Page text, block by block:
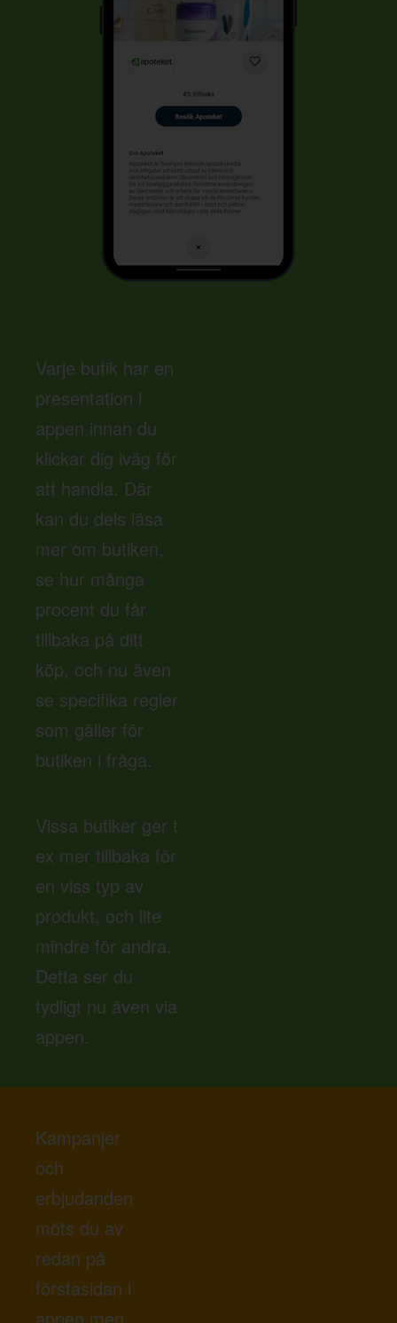
Varje butik har en
presentation i
appen innan du
klickar dig iväg för
att handla. Där
kan du dels läsa
mer om butiken,
se hur många
procent du får
tillbaka på ditt
köp, och nu även
se specifika regler
som gäller för
butiken i fråga.
Vissa butiker ger t
ex mer tillbaka för
en viss typ av
produkt, och lite
mindre för andra.
Detta ser du
tydligt nu även via
appen.
Kampanjer
och
erbjudanden
möts du av
redan på
förstasidan i